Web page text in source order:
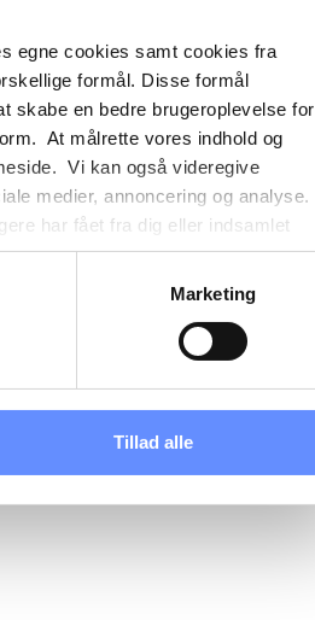
egne cookies samt cookies fra
formål. Disse formål
skabe en bedre brugeroplevelse for
At målrette vores indhold og
Vi kan også videregive
medier, annoncering og analyse.
har fået fra dig eller indsamlet
kan være placeret i usikre
med cookies, overordnede
til og dermed behandle
Marketing
Tillad alle